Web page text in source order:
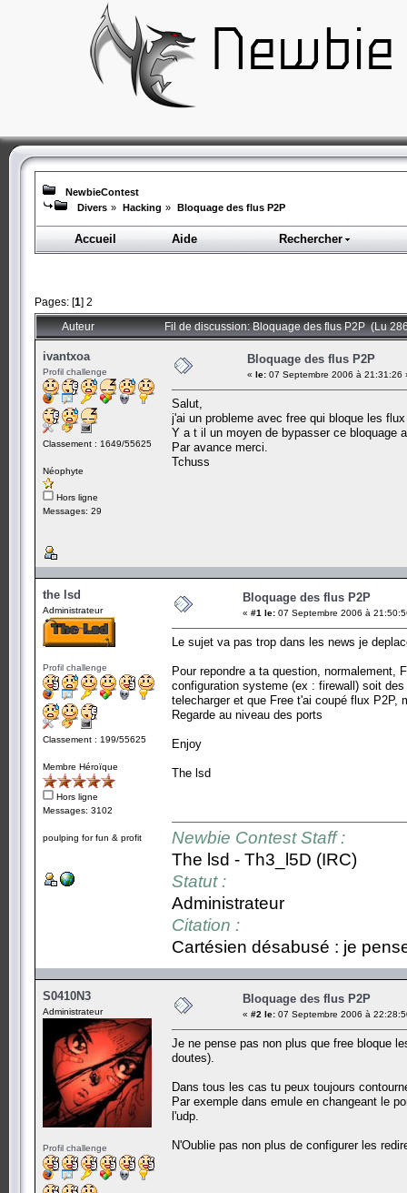
NewbieContest
Divers » Hacking » Bloquage des flus P2P
Accueil Aide Rechercher
Pages: [1] 2
Auteur Fil de discussion: Bloquage des flus P2P (Lu
ivantxoa
Profil challenge
Classement : 1649/55625
Néophyte
Hors ligne
Messages: 29
Bloquage des flus P2P
« le: 07 Septembre 2006 à 21:31:26
Salut,
j'ai un probleme avec free qui bloque les
Y a t il un moyen de bypasser ce bloquage
Par avance merci.
Tchuss
the lsd
Administrateur
Profil challenge
Classement : 199/55625
Membre Héroïque
Hors ligne
Messages: 3102
poulping for fun & profit
Bloquage des flus P2P
« #1 le: 07 Septembre 2006 à
Le sujet va pas trop dans les news je
Pour repondre a ta question,
configuration systeme (ex : firewall) soit
telecharger et que Free t'ai coupé flux P2P,
Regarde au niveau des ports
Enjoy
The lsd
Newbie Contest Staff :
The lsd - Th3_l5D (IRC)
Statut :
Administrateur
Citation :
Cartésien désabusé : je
S0410N3
Administrateur
Profil challenge
Bloquage des flus P2P
« #2 le: 07 Septembre 2006 à
Je ne pense pas non plus que free bloque
doutes).
Dans tous les cas tu peux toujours
Par exemple dans emule en changeant le
l'udp.
N'Oublie pas non plus de configurer les